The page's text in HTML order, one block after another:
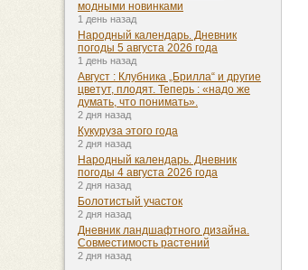
модными новинками
1 день назад
Народный календарь. Дневник
погоды 5 августа 2026 года
1 день назад
Август : Клубника „Брилла“ и другие
цветут, плодят. Теперь : «надо же
думать, что понимать».
2 дня назад
Кукуруза этого года
2 дня назад
Народный календарь. Дневник
погоды 4 августа 2026 года
2 дня назад
Болотистый участок
2 дня назад
Дневник ландшафтного дизайна.
Совместимость растений
2 дня назад